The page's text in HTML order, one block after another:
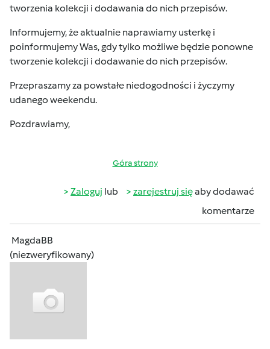
tworzenia kolekcji i dodawania do nich przepisów.
Informujemy, że aktualnie naprawiamy usterkę i
poinformujemy Was, gdy tylko możliwe będzie ponowne
tworzenie kolekcji i dodawanie do nich przepisów.
Przepraszamy za powstałe niedogodności i życzymy
udanego weekendu.
Pozdrawiamy,
Góra strony
Zaloguj lub zarejestruj sięaby dodawać
komentarze
MagdaBB
(niezweryfikowany)